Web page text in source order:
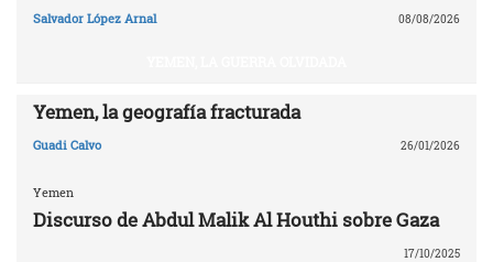
Salvador López Arnal 08/08/2026
Yemen, la geografía fracturada
Guadi Calvo 26/01/2026
Yemen
Discurso de Abdul Malik Al Houthi sobre Gaza
17/10/2025